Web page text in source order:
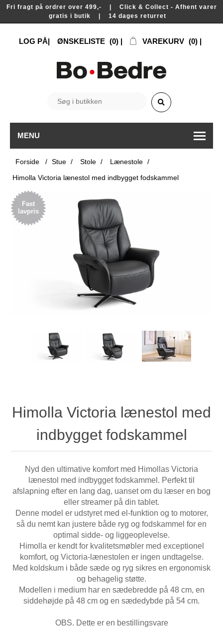
Fri fragt på ordrer over 499,- | Click & Collect - Afhent varer
gratis i butik | 14 dages returret
LOG PÅ ØNSKELISTE (0) VAREKURV (0)
MENU
Forside / Stue / Stole / Lænestole /
Himolla Victoria lænestol med indbygget fodskammel
Fast
lavpris
Himolla Victoria lænestol med
indbygget fodskammel
Nyd den ultimative komfort med Himollas Victoria
lænestol med indbygget fodskammel. Perfekt til
afslapning efter en lang dag, uanset om du læser en bog
eller streamer på din tablet.
Denne model er udstyret med el-funktion og to motorer,
så du nemt kan justere både ryg og fodskammel for en
optimal sidde- og liggeoplevelse.
Himolla er kendt for kvalitetsmøbler med exceptionel
komfort, og Victoria-lænestolen er ingen undtagelse.
Med koldskum i både sæde og ryg sikres en ergonomisk
og behagelig støtte.
Modellen i medium har en sædebredde på 48 cm, en
siddehøjde på 48 cm og en sædedybde på 54 cm.
OBS. Dette er en bestillingsvare